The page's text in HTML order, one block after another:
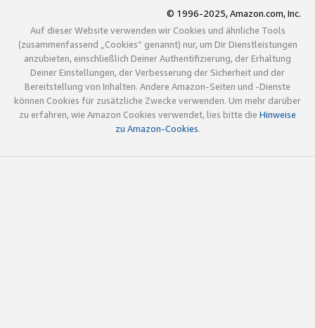
© 1996-2025, Amazon.com, Inc.
Auf dieser Website verwenden wir Cookies und ähnliche Tools
(zusammenfassend „Cookies“ genannt) nur, um Dir Dienstleistungen
anzubieten, einschließlich Deiner Authentifizierung, der Erhaltung
Deiner Einstellungen, der Verbesserung der Sicherheit und der
Bereitstellung von Inhalten. Andere Amazon-Seiten und -Dienste
können Cookies für zusätzliche Zwecke verwenden. Um mehr darüber
zu erfahren, wie Amazon Cookies verwendet, lies bitte die Hinweise
zu Amazon-Cookies.